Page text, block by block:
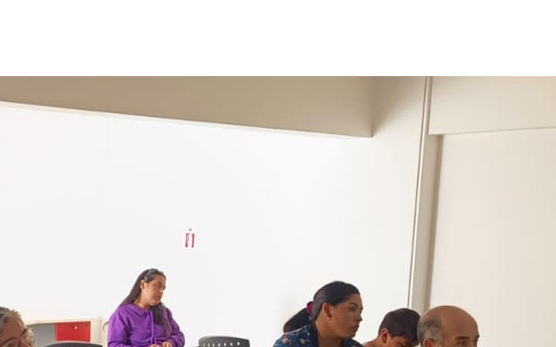
Otras noticias relacionadas
Escuela Pedro León Gallo celebró 70
años de historia, identidad y
compromiso con la educación pública